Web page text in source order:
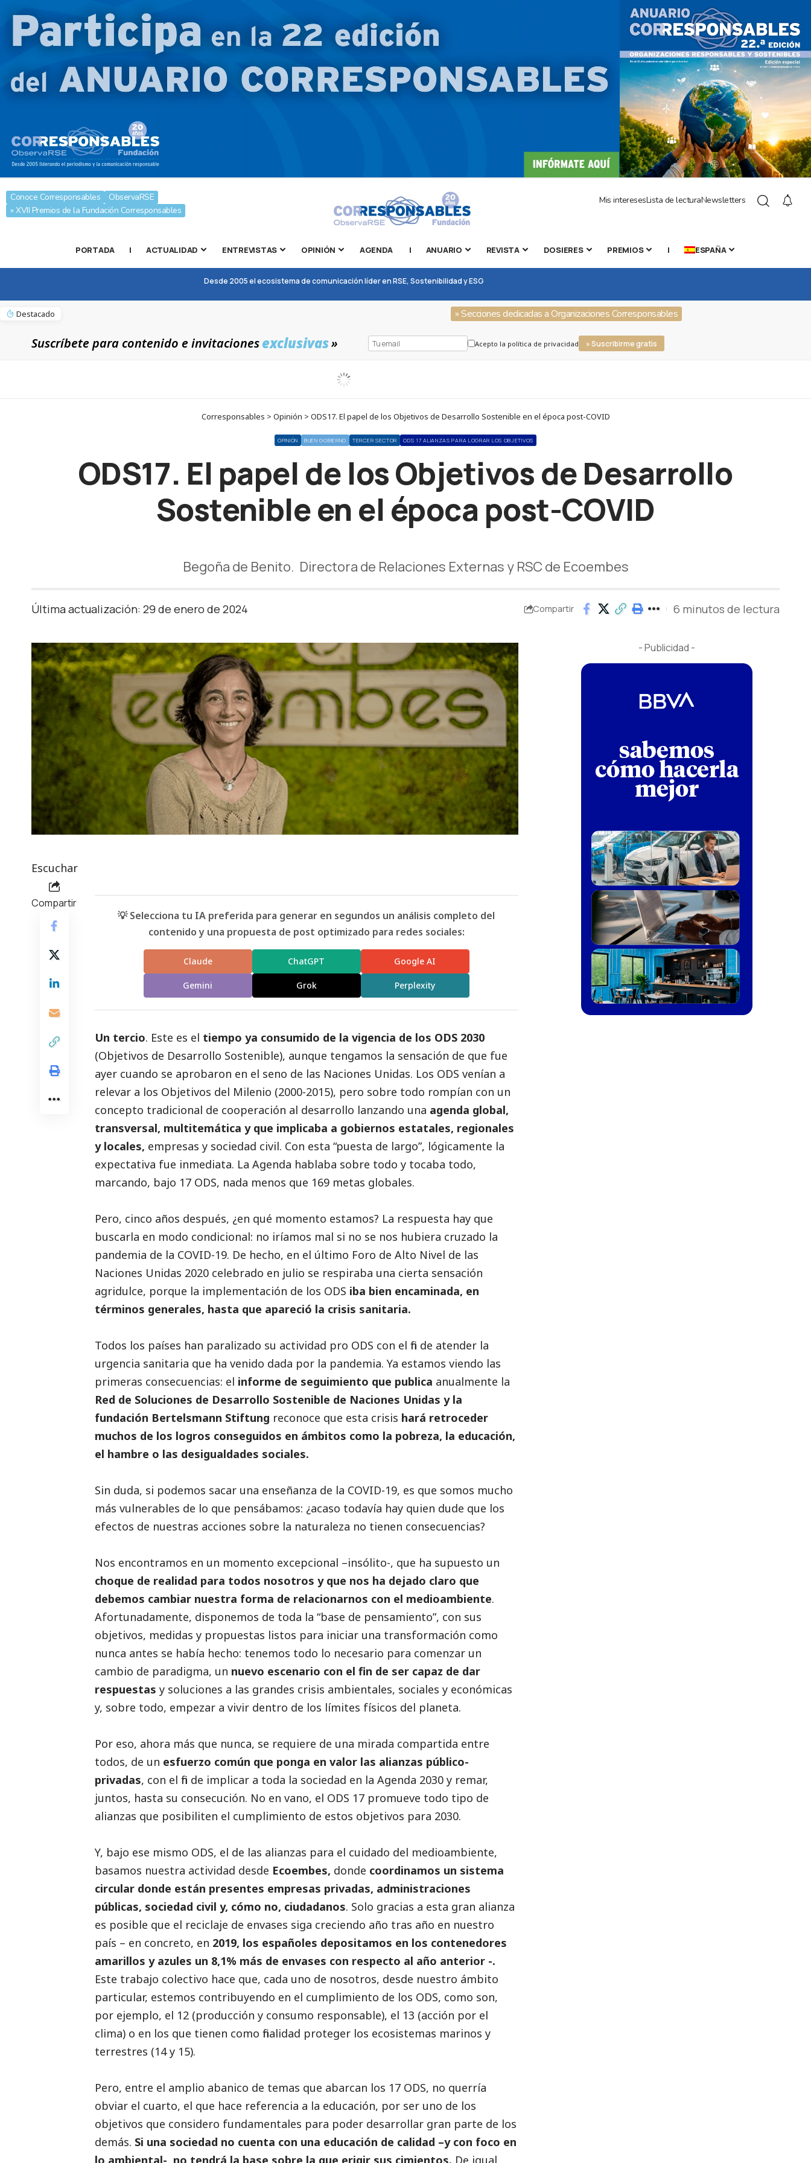
Conoce Corresponsables
ObservaRSE
» XVII Premios de la Fundación Corresponsables
Mis interesesLista de lecturaNewsletters
PORTADA | ACTUALIDAD ENTREVISTAS OPINIÓN AGENDA | ANUARIO REVISTA DOSIERES PREMIOS | ESPAÑA
Desde 2005 el ecosistema de comunicación líder en RSE, Sostenibilidad y ESG
Destacado » Secciones dedicadas a Organizaciones Corresponsables
Suscríbete para contenido e invitacionesexclusivas» Acepto la política de privacidad » Suscribirme gratis
Corresponsables > Opinión > ODS17. El papel de los Objetivos de Desarrollo Sostenible en el época post-COVID
OPINIÓN BUEN GOBIERNO TERCER SECTOR ODS 17 ALIANZAS PARA LOGRAR LOS OBJETIVOS
ODS17. El papel de los Objetivos de Desarrollo
Sostenible en el época post-COVID
Begoña de Benito. Directora de Relaciones Externas y RSC de Ecoembes
Última actualización: 29 de enero de 2024 Compartir 6 minutos de lectura
Escuchar
Compartir
💡 Selecciona tu IA preferida para generar en segundos un análisis completo del
contenido y una propuesta de post optimizado para redes sociales:
Claude ChatGPT Google AI
Gemini Grok Perplexity
Un tercio. Este es el tiempo ya consumido de la vigencia de los ODS 2030
(Objetivos de Desarrollo Sostenible), aunque tengamos la sensación de que fue
ayer cuando se aprobaron en el seno de las Naciones Unidas. Los ODS venían a
relevar a los Objetivos del Milenio (2000-2015), pero sobre todo rompían con un
concepto tradicional de cooperación al desarrollo lanzando una agenda global,
transversal, multitemática y que implicaba a gobiernos estatales, regionales
y locales, empresas y sociedad civil. Con esta “puesta de largo”, lógicamente la
expectativa fue inmediata. La Agenda hablaba sobre todo y tocaba todo,
marcando, bajo 17 ODS, nada menos que 169 metas globales.
Pero, cinco años después, ¿en qué momento estamos? La respuesta hay que
buscarla en modo condicional: no iríamos mal si no se nos hubiera cruzado la
pandemia de la COVID-19. De hecho, en el último Foro de Alto Nivel de las
Naciones Unidas 2020 celebrado en julio se respiraba una cierta sensación
agridulce, porque la implementación de los ODS iba bien encaminada, en
términos generales, hasta que apareció la crisis sanitaria.
Todos los países han paralizado su actividad pro ODS con el fin de atender la
urgencia sanitaria que ha venido dada por la pandemia. Ya estamos viendo las
primeras consecuencias: el informe de seguimiento que publica anualmente la
Red de Soluciones de Desarrollo Sostenible de Naciones Unidas y la
fundación Bertelsmann Stiftung reconoce que esta crisis hará retroceder
muchos de los logros conseguidos en ámbitos como la pobreza, la educación,
el hambre o las desigualdades sociales.
Sin duda, si podemos sacar una enseñanza de la COVID-19, es que somos mucho
más vulnerables de lo que pensábamos: ¿acaso todavía hay quien dude que los
efectos de nuestras acciones sobre la naturaleza no tienen consecuencias?
Nos encontramos en un momento excepcional –insólito-, que ha supuesto un
choque de realidad para todos nosotros y que nos ha dejado claro que
debemos cambiar nuestra forma de relacionarnos con el medioambiente.
Afortunadamente, disponemos de toda la “base de pensamiento”, con sus
objetivos, medidas y propuestas listos para iniciar una transformación como
nunca antes se había hecho: tenemos todo lo necesario para comenzar un
cambio de paradigma, un nuevo escenario con el fin de ser capaz de dar
respuestas y soluciones a las grandes crisis ambientales, sociales y económicas
y, sobre todo, empezar a vivir dentro de los límites físicos del planeta.
Por eso, ahora más que nunca, se requiere de una mirada compartida entre
todos, de un esfuerzo común que ponga en valor las alianzas público-
privadas, con el fin de implicar a toda la sociedad en la Agenda 2030 y remar,
juntos, hasta su consecución. No en vano, el ODS 17 promueve todo tipo de
alianzas que posibiliten el cumplimiento de estos objetivos para 2030.
Y, bajo ese mismo ODS, el de las alianzas para el cuidado del medioambiente,
basamos nuestra actividad desde Ecoembes, donde coordinamos un sistema
circular donde están presentes empresas privadas, administraciones
públicas, sociedad civil y, cómo no, ciudadanos. Solo gracias a esta gran alianza
es posible que el reciclaje de envases siga creciendo año tras año en nuestro
país – en concreto, en 2019, los españoles depositamos en los contenedores
amarillos y azules un 8,1% más de envases con respecto al año anterior -.
Este trabajo colectivo hace que, cada uno de nosotros, desde nuestro ámbito
particular, estemos contribuyendo en el cumplimiento de los ODS, como son,
por ejemplo, el 12 (producción y consumo responsable), el 13 (acción por el
clima) o en los que tienen como finalidad proteger los ecosistemas marinos y
terrestres (14 y 15).
Pero, entre el amplio abanico de temas que abarcan los 17 ODS, no querría
obviar el cuarto, el que hace referencia a la educación, por ser uno de los
objetivos que considero fundamentales para poder desarrollar gran parte de los
demás. Si una sociedad no cuenta con una educación de calidad –y con foco en
lo ambiental-, no tendrá la base sobre la que erigir sus cimientos. De igual
- Publicidad -